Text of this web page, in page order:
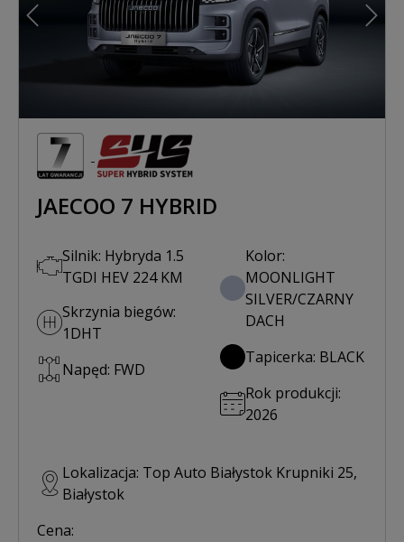
Poprzedni
JAECOO 7 HYBRID
Silnik: Hybryda 1.5
TGDI HEV 224 KM
Skrzynia biegów:
1DHT
Napęd: FWD
Kolor:
MOONLIGHT
SILVER/CZARNY
DACH
Tapicerka: BLACK
Rok produkcji:
2026
Lokalizacja: Top Auto Białystok Krupniki 25,
Białystok
Cena: